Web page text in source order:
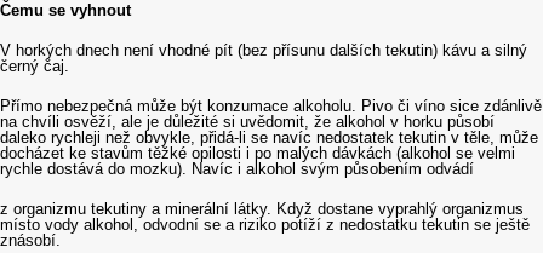
Čemu se vyhnout
V horkých dnech není vhodné pít (bez přísunu dalších tekutin) kávu a silný
černý čaj.
Přímo nebezpečná může být konzumace alkoholu. Pivo či víno sice zdánlivě
na chvíli osvěží, ale je důležité si uvědomit, že alkohol v horku působí
daleko rychleji než obvykle, přidá-li se navíc nedostatek tekutin v těle, může
docházet ke stavům těžké opilosti i po malých dávkách (alkohol se velmi
rychle dostává do mozku). Navíc i alkohol svým působením odvádí
z organizmu tekutiny a minerální látky. Když dostane vyprahlý organizmus
místo vody alkohol, odvodní se a riziko potíží z nedostatku tekutin se ještě
znásobí.